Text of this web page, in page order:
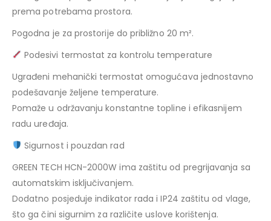
prema potrebama prostora.
Pogodna je za prostorije do približno 20 m².
Podesivi termostat za kontrolu temperature
Ugrađeni mehanički termostat omogućava jednostavno
podešavanje željene temperature.
Pomaže u održavanju konstantne topline i efikasnijem
radu uređaja.
Sigurnost i pouzdan rad
GREEN TECH HCN-2000W ima zaštitu od pregrijavanja sa
automatskim isključivanjem.
Dodatno posjeduje indikator rada i IP24 zaštitu od vlage,
što ga čini sigurnim za različite uslove korištenja.